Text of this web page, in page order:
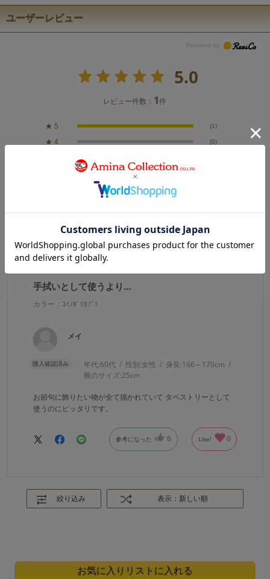
ユーザーレビュー
5.0
レビュー件数： 1件
★ 5 (1)
★ 4 (0)
絞り込み 表示：新しい順
手拭いとして使うより…
カラー：ｺｲﾉﾎﾞﾘｶﾌﾞﾄ
メイ
購入確認済み 年代:60代 性別:女性 身長:166～170cm
靴のサイズ:25cm
お節句に飾りたい物が全て描かれていて タペストリーとして
使うのにピッタリです。
参考になった 0 Like! 0
絞り込み 表示：新しい順